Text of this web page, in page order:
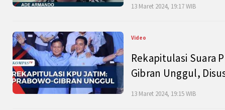
13 Maret 2024, 19:17 WIB
Video
Rekapitulasi Suara
Gibran Unggul,
13 Maret 2024, 19:15 WIB